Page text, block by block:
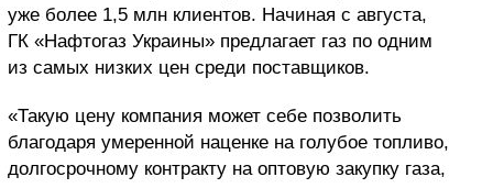
уже более 1,5 млн клиентов. Начиная с августа,
ГК «Нафтогаз Украины» предлагает газ по одним
из самых низких цен среди поставщиков.
«Такую цену компания может себе позволить
благодаря умеренной наценке на голубое топливо,
долгосрочному контракту на оптовую закупку газа,